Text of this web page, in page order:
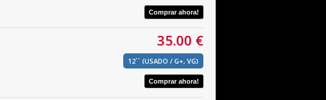
35.00 €
12´´ (USADO / G+, VG)